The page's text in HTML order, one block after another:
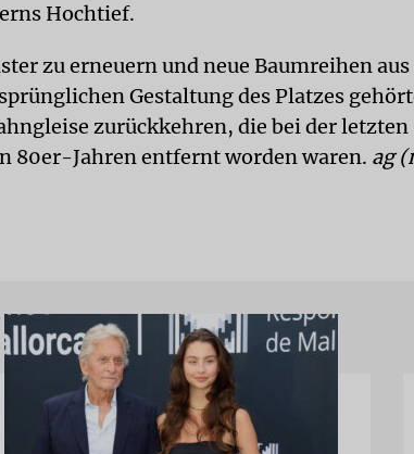
Hochtief.
zu erneuern und neue Baumreihen
Gestaltung des Platzes
zurückkehren, die bei der letzten
80er-Jahren entfernt worden waren. ag